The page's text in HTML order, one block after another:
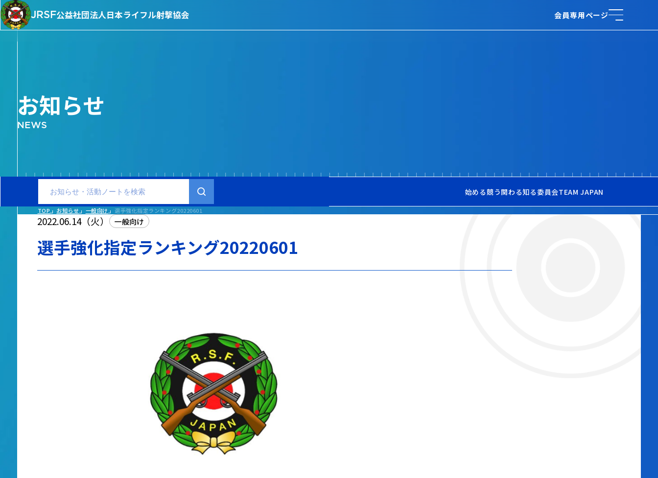
JRSF公益社団法人日本ライフル射撃協会 会員専用ページ
お知らせ
NEWS
始める競う関わる知る委員会TEAM JAPAN
TOP お知らせ 一般向け 選手強化指定ランキング20220601
2022.06.14（火） 一般向け
選手強化指定ランキング20220601